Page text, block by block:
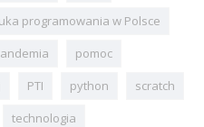
programowania w Polsce
pomoc
PTI python
scratch
technologia